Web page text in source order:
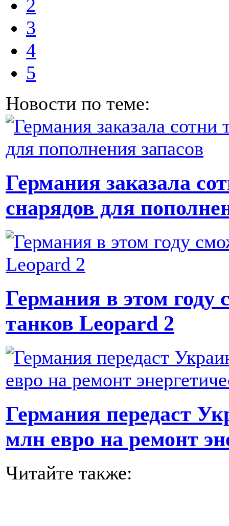
2
3
4
5
Новости по теме:
Германия заказала
снарядов для
Германия в этом году
танков Leopard 2
Германия передаст
млн евро на ремонт
Читайте также: